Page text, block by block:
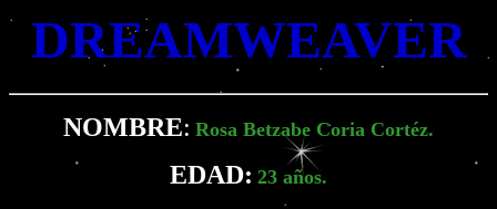
DREAMWEAVER
NOMBRE: Rosa Betzabe Coria Cortéz.
EDAD: 23 años.